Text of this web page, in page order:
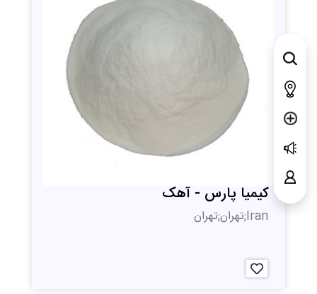
کیمیا پارس - آهک
Iran;تهران;تهران